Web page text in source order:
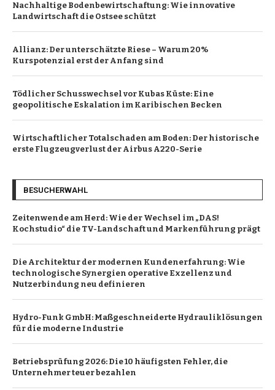
Nachhaltige Bodenbewirtschaftung: Wie innovative
Landwirtschaft die Ostsee schützt
Allianz: Der unterschätzte Riese – Warum 20%
Kurspotenzial erst der Anfang sind
Tödlicher Schusswechsel vor Kubas Küste: Eine
geopolitische Eskalation im Karibischen Becken
Wirtschaftlicher Totalschaden am Boden: Der historische
erste Flugzeugverlust der Airbus A220-Serie
BESUCHERWAHL
Zeitenwende am Herd: Wie der Wechsel im „DAS!
Kochstudio“ die TV-Landschaft und Markenführung prägt
Die Architektur der modernen Kundenerfahrung: Wie
technologische Synergien operative Exzellenz und
Nutzerbindung neu definieren
Hydro-Funk GmbH: Maßgeschneiderte Hydrauliklösungen
für die moderne Industrie
Betriebsprüfung 2026: Die 10 häufigsten Fehler, die
Unternehmer teuer bezahlen